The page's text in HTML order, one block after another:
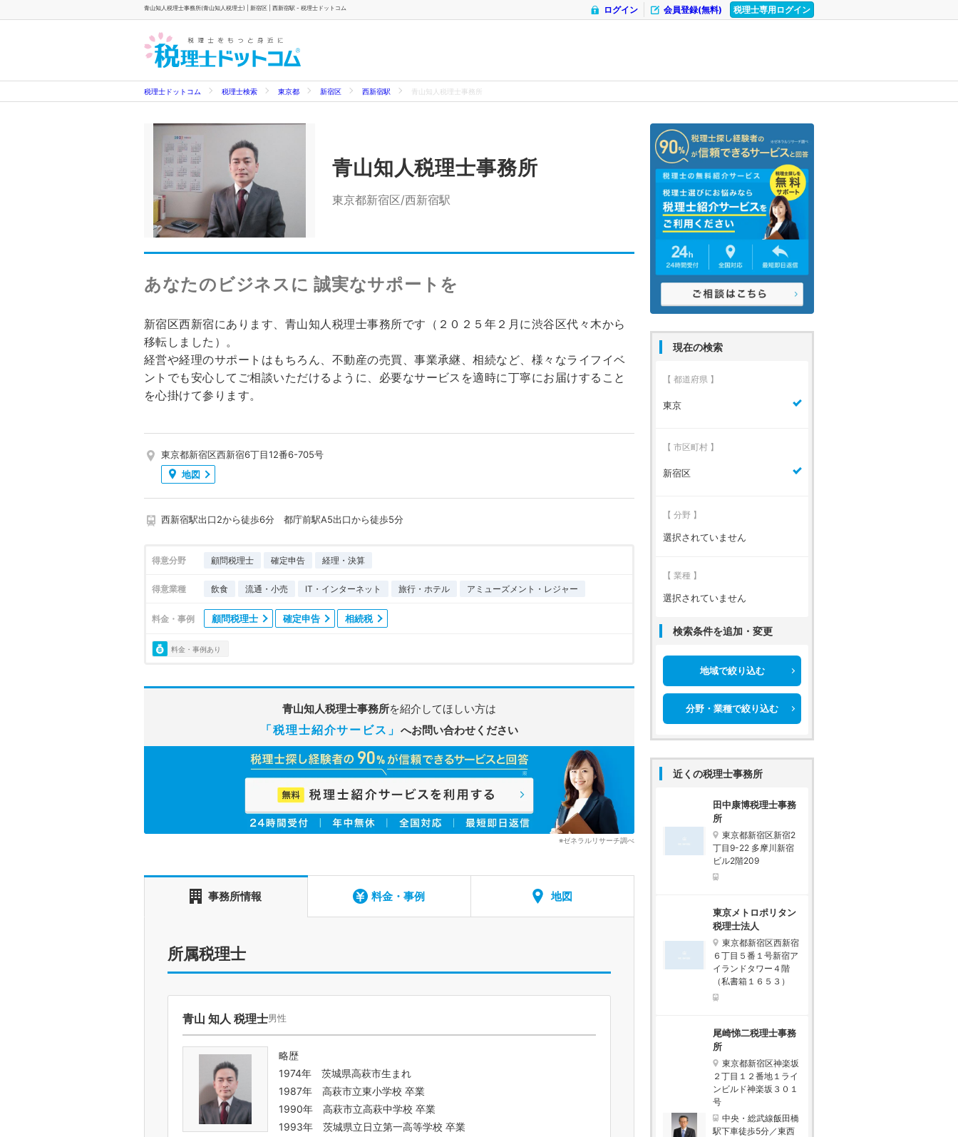
青山知人税理士事務所(青山知人税理士) | 新宿区 | 西新宿駅 - 税理士ドットコム 税理士専用ログイン
会員登録(無料)
ログイン
税理士ドットコム 税理士検索 東京都 新宿区 西新宿駅 青山知人税理士事務所
現在の検索
【 都道府県 】
東京
【 市区町村 】
新宿区
【 分野 】
選択されていません
【 業種 】
選択されていません
検索条件を追加・変更
地域で絞り込む
分野・業種で絞り込む
近くの税理士事務所
田中康博税理士事務
所
東京都新宿区新宿2
丁目9-22 多摩川新宿
ビル2階209
東京メトロポリタン
税理士法人
東京都新宿区西新宿
６丁目５番１号新宿ア
イランドタワー４階
（私書箱１６５３）
尾崎悌二税理士事務
所
東京都新宿区神楽坂
２丁目１２番地１ライ
ンビルド神楽坂３０１
号
中央・総武線飯田橋
駅下車徒歩5分／東西
青山知人税理士事務所
東京都新宿区/西新宿駅
あなたのビジネスに 誠実なサポートを
新宿区西新宿にあります、青山知人税理士事務所です（２０２５年２月に渋谷区代々木から
移転しました）。
経営や経理のサポートはもちろん、不動産の売買、事業承継、相続など、様々なライフイベ
ントでも安心してご相談いただけるように、必要なサービスを適時に丁寧にお届けすること
を心掛けて参ります。
東京都新宿区西新宿6丁目12番6-705号
地図
西新宿駅出口2から徒歩6分 都庁前駅A5出口から徒歩5分
得意分野 顧問税理士 確定申告 経理・決算
得意業種 飲食 流通・小売 IT・インターネット 旅行・ホテル アミューズメント・レジャー
料金・事例 顧問税理士 確定申告 相続税
料金・事例あり
青山知人税理士事務所を紹介してほしい方は
「税理士紹介サービス」へお問い合わせください
※ゼネラルリサーチ調べ
事務所情報 料金・事例 地図
所属税理士
青山 知人 税理士男性
略歴
1974年 茨城県高萩市生まれ
1987年 高萩市立東小学校 卒業
1990年 高萩市立高萩中学校 卒業
1993年 茨城県立日立第一高等学校 卒業